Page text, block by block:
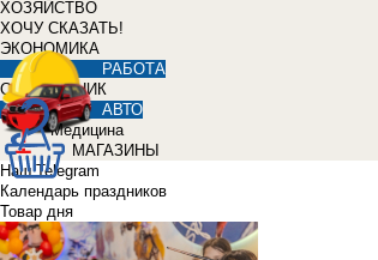
ХОЗЯЙСТВО
ХОЧУ СКАЗАТЬ!
ЭКОНОМИКА
РАБОТА
СПРАВОЧНИК
АВТО
Медицина
МАГАЗИНЫ
Наш Telegram
Календарь праздников
Товар дня